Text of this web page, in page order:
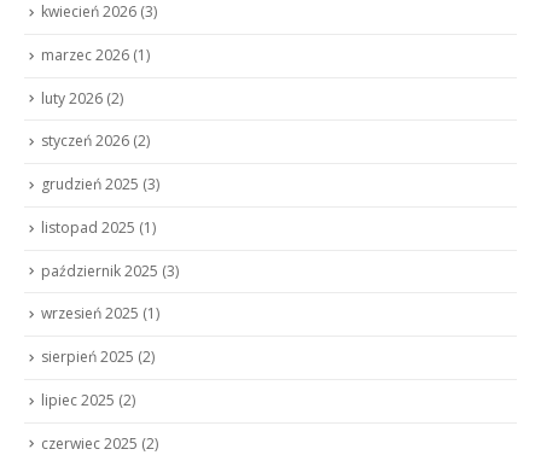
kwiecień 2026 (3)
marzec 2026 (1)
luty 2026 (2)
styczeń 2026 (2)
grudzień 2025 (3)
listopad 2025 (1)
październik 2025 (3)
wrzesień 2025 (1)
sierpień 2025 (2)
lipiec 2025 (2)
czerwiec 2025 (2)